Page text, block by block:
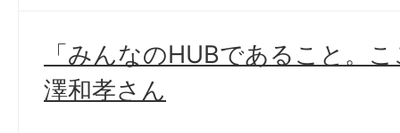
「みんなのHUBであること。
澤和孝さん